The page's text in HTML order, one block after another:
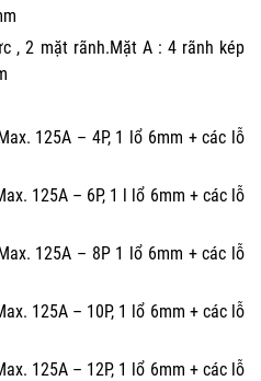
, 2 mặt rãnh.Mặt A : 4 rãnh kép
125A – 4P, 1 lổ 6mm + các lỗ
125A – 6P, 1 l lổ 6mm + các lỗ
125A – 8P 1 lổ 6mm + các lỗ
125A – 10P, 1 lổ 6mm + các lỗ
125A – 12P, 1 lổ 6mm + các lỗ